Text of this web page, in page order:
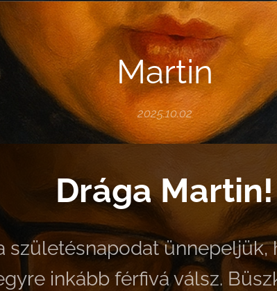
Martin
2025.10.02
Drága Martin!
születésnapodat ünnepeljük,
inkább férfivá válsz.